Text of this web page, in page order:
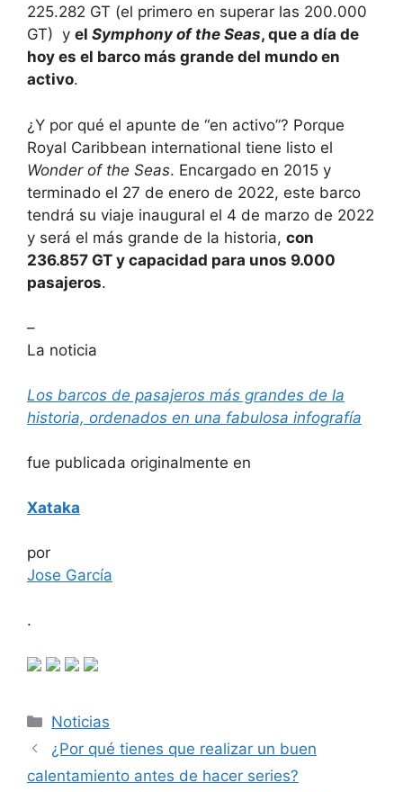
225.282 GT (el primero en superar las 200.000
GT) y el Symphony of the Seas, que a día de
hoy es el barco más grande del mundo en
activo.
¿Y por qué el apunte de “en activo”? Porque
Royal Caribbean international tiene listo el
Wonder of the Seas. Encargado en 2015 y
terminado el 27 de enero de 2022, este barco
tendrá su viaje inaugural el 4 de marzo de 2022
y será el más grande de la historia, con
236.857 GT y capacidad para unos 9.000
pasajeros.
–
La noticia
Los barcos de pasajeros más grandes de la
historia, ordenados en una fabulosa infografía
fue publicada originalmente en
Xataka
por
Jose García
.
Categorías
Noticias
¿Por qué tienes que realizar un buen
calentamiento antes de hacer series?